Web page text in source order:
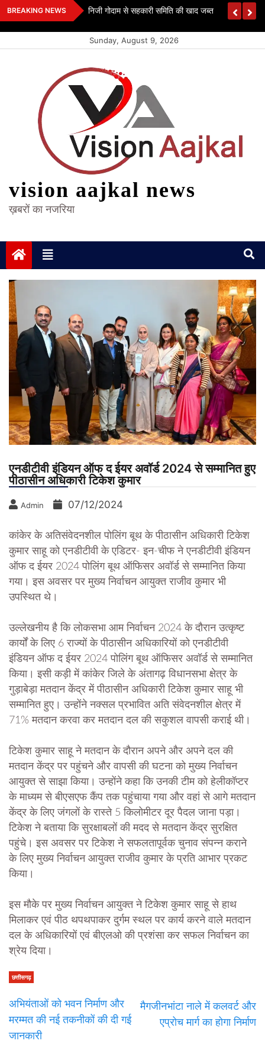
Skip
to
BREAKING NEWS निजी गोदाम से सहकारी समिति की खाद जब्त
Sunday, August 9, 2026
vision aajkal news
ख़बरों का नजरिया
एनडीटीवी इंडियन ऑफ द ईयर अवॉर्ड 2024 से सम्मानित हुए
पीठासीन अधिकारी टिकेश कुमार
Admin 07/12/2024
कांकेर के अतिसंवेदनशील पोलिंग बूथ के पीठासीन अधिकारी टिकेश
कुमार साहू को एनडीटीवी के एडिटर- इन-चीफ ने एनडीटीवी इंडियन
ऑफ द ईयर 2024 पोलिंग बूथ ऑफिसर अवॉर्ड से सम्मानित किया
गया। इस अवसर पर मुख्य निर्वाचन आयुक्त राजीव कुमार भी
उपस्थित थे।
उल्लेखनीय है कि लोकसभा आम निर्वाचन 2024 के दौरान उत्कृष्ट
कार्यों के लिए 6 राज्यों के पीठासीन अधिकारियों को एनडीटीवी
इंडियन ऑफ द ईयर 2024 पोलिंग बूथ ऑफिसर अवॉर्ड से सम्मानित
किया। इसी कड़ी में कांकेर जिले के अंतागढ़ विधानसभा क्षेत्र के
गुड़ाबेड़ा मतदान केंद्र में पीठासीन अधिकारी टिकेश कुमार साहू भी
सम्मानित हुए। उन्होंने नक्सल प्रभावित अति संवेदनशील क्षेत्र में
71% मतदान करवा कर मतदान दल की सकुशल वापसी कराई थी।
टिकेश कुमार साहू ने मतदान के दौरान अपने और अपने दल की
मतदान केंद्र पर पहुंचने और वापसी की घटना को मुख्य निर्वाचन
आयुक्त से साझा किया। उन्होंने कहा कि उनकी टीम को हेलीकॉप्टर
के माध्यम से बीएसएफ कैंप तक पहुंचाया गया और वहां से आगे मतदान
केंद्र के लिए जंगलों के रास्ते 5 किलोमीटर दूर पैदल जाना पड़ा।
टिकेश ने बताया कि सुरक्षाबलों की मदद से मतदान केंद्र सुरक्षित
पहुंचे। इस अवसर पर टिकेश ने सफलतापूर्वक चुनाव संपन्न कराने
के लिए मुख्य निर्वाचन आयुक्त राजीव कुमार के प्रति आभार प्रकट
किया।
इस मौके पर मुख्य निर्वाचन आयुक्त ने टिकेश कुमार साहू से हाथ
मिलाकर एवं पीठ थपथपाकर दुर्गम स्थल पर कार्य करने वाले मतदान
दल के अधिकारियों एवं बीएलओ की प्रशंसा कर सफल निर्वाचन का
श्रेय दिया।
छत्तीसगढ़
अभियंताओं को भवन निर्माण और
मरम्मत की नई तकनीकों की दी गई
जानकारी
मैगजीनभांटा नाले में कलवर्ट और
एप्रोच मार्ग का होगा निर्माण